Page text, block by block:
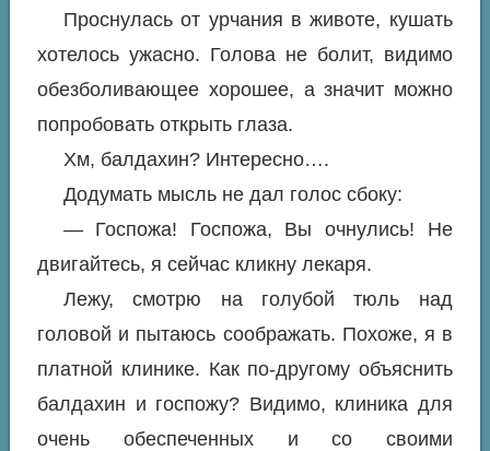
Проснулась от урчания в животе, кушать
хотелось ужасно. Голова не болит, видимо
обезболивающее хорошее, а значит можно
попробовать открыть глаза.
Хм, балдахин? Интересно….
Додумать мысль не дал голос сбоку:
— Госпожа! Госпожа, Вы очнулись! Не
двигайтесь, я сейчас кликну лекаря.
Лежу, смотрю на голубой тюль над
головой и пытаюсь соображать. Похоже, я в
платной клинике. Как по-другому объяснить
балдахин и госпожу? Видимо, клиника для
очень обеспеченных и со своими